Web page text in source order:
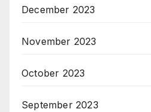
December 2023
November 2023
October 2023
September 2023